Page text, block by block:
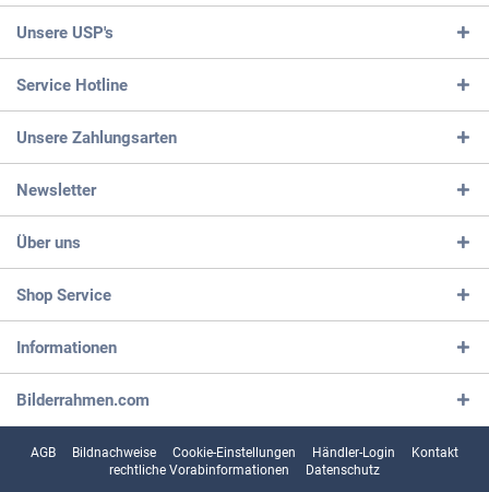
Unsere USP's
Service Hotline
Unsere Zahlungsarten
Newsletter
Über uns
Shop Service
Informationen
Bilderrahmen.com
AGB Bildnachweise Cookie-Einstellungen Händler-Login
Kontakt
rechtliche Vorabinformationen
Datenschutz